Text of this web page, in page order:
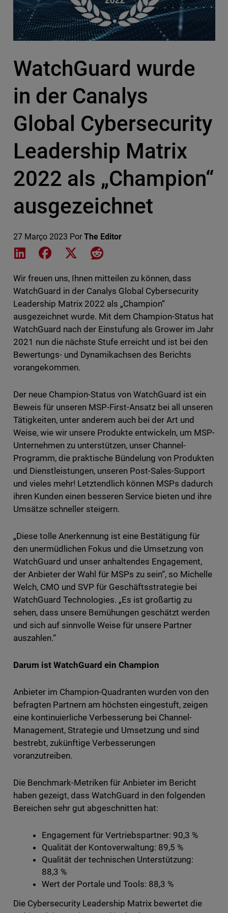
WatchGuard wurde
in der Canalys
Global Cybersecurity
Leadership Matrix
2022 als „Champion“
ausgezeichnet
27 Março 2023 Por The Editor
Share on LinkedIn
Share on Facebook
Share on XShare on Reddit
Wir freuen uns, Ihnen mitteilen zu können, dass
WatchGuard in der Canalys Global Cybersecurity
Leadership Matrix 2022 als „Champion“
ausgezeichnet wurde. Mit dem Champion-Status hat
WatchGuard nach der Einstufung als Grower im Jahr
2021 nun die nächste Stufe erreicht und ist bei den
Bewertungs- und Dynamikachsen des Berichts
vorangekommen.
Der neue Champion-Status von WatchGuard ist ein
Beweis für unseren MSP-First-Ansatz bei all unseren
Tätigkeiten, unter anderem auch bei der Art und
Weise, wie wir unsere Produkte entwickeln, um MSP-
Unternehmen zu unterstützen, unser Channel-
Programm, die praktische Bündelung von Produkten
und Dienstleistungen, unseren Post-Sales-Support
und vieles mehr! Letztendlich können MSPs dadurch
ihren Kunden einen besseren Service bieten und ihre
Umsätze schneller steigern.
„Diese tolle Anerkennung ist eine Bestätigung für
den unermüdlichen Fokus und die Umsetzung von
WatchGuard und unser anhaltendes Engagement,
der Anbieter der Wahl für MSPs zu sein“, so Michelle
Welch, CMO und SVP für Geschäftsstrategie bei
WatchGuard Technologies. „Es ist großartig zu
sehen, dass unsere Bemühungen geschätzt werden
und sich auf sinnvolle Weise für unsere Partner
auszahlen.“
Darum ist WatchGuard ein Champion
Anbieter im Champion-Quadranten wurden von den
befragten Partnern am höchsten eingestuft, zeigen
eine kontinuierliche Verbesserung bei Channel-
Management, Strategie und Umsetzung und sind
bestrebt, zukünftige Verbesserungen
voranzutreiben.
Die Benchmark-Metriken für Anbieter im Bericht
haben gezeigt, dass WatchGuard in den folgenden
Bereichen sehr gut abgeschnitten hat:
Engagement für Vertriebspartner: 90,3 %
Qualität der Kontoverwaltung: 89,5 %
Qualität der technischen Unterstützung:
88,3 %
Wert der Portale und Tools: 88,3 %
Die Cybersecurity Leadership Matrix bewertet die